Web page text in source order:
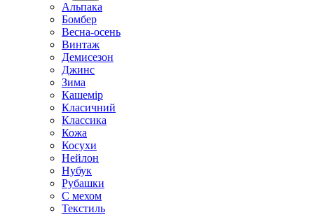
Альпака
Бомбер
Весна-осень
Винтаж
Демисезон
Джинс
Зима
Кашемір
Класичний
Классика
Кожа
Косухи
Нейлон
Нубук
Рубашки
С мехом
Текстиль